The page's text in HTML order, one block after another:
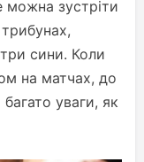
можна зустріти
сини. Коли
на матчах, до
уваги, як